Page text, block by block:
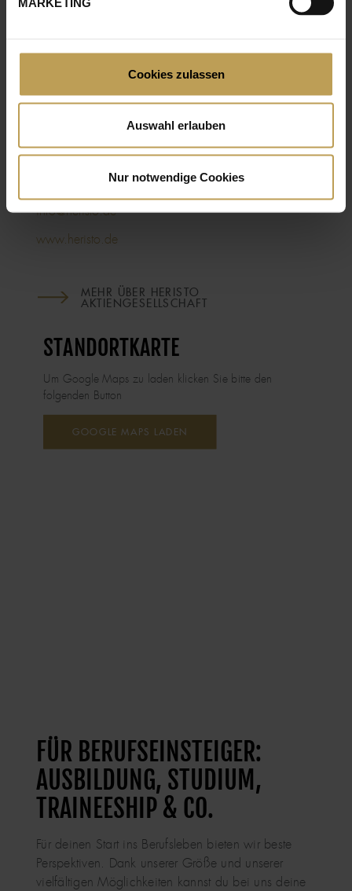
Cookies zulassen
Auswahl erlauben
Nur notwendige Cookies
HERISTO AKTIENGESELLSCHAFT
49214 Bad Rothenfelde
Tel: +49 5424 299-0
Fax: +49 5424 299-111
info@heristo.de
www.heristo.de
MEHR ÜBER HERISTO
AKTIENGESELLSCHAFT
STANDORTKARTE
Um Google Maps zu laden klicken Sie bitte den
folgenden Button
GOOGLE MAPS LADEN
FÜR BERUFSEINSTEIGER:
AUSBILDUNG, STUDIUM,
TRAINEESHIP & CO.
Für deinen Start ins Berufsleben bieten wir beste
Perspektiven. Dank unserer Größe und unserer
vielfältigen Möglichkeiten kannst du bei uns deine